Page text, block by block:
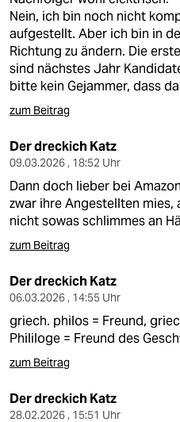
Nein, ich bin noch nicht
aufgestellt. Aber ich bin in
Richtung zu ändern. Die
sind nächstes Jahr
bitte kein Gejammer, dass
zum Beitrag
Der dreckich Katz
09.03.2026 , 18:52 Uhr
Dann doch lieber bei
zwar ihre Angestellten
nicht sowas schlimmes an
zum Beitrag
Der dreckich Katz
06.03.2026 , 14:55 Uhr
griech. philos = Freund,
Phililoge = Freund des
zum Beitrag
Der dreckich Katz
28.02.2026 , 15:51 Uhr